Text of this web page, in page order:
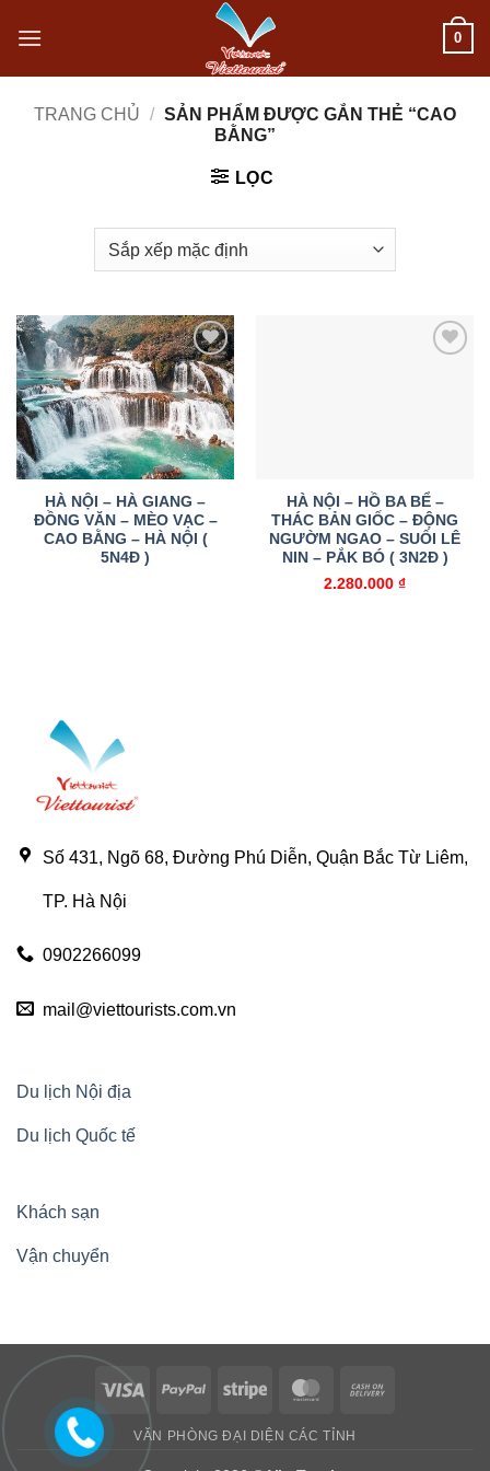
0
TRANG CHỦ / SẢN PHẨM ĐƯỢC GẮN THẺ “CAO
BẰNG”
LỌC
Add to
wishlist
HÀ NỘI – HÀ GIANG –
ĐỒNG VĂN – MÈO VẠC –
CAO BẰNG – HÀ NỘI (
5N4Đ )
HÀ NỘI – HỒ BA BỂ –
THÁC BẢN GIỐC – ĐỘNG
NGƯỜM NGAO – SUỐI LÊ
NIN – PẮK BÓ ( 3N2Đ )
2.280.000 ₫
Số 431, Ngõ 68, Đường Phú Diễn, Quận Bắc Từ Liêm,
TP. Hà Nội
0902266099
mail@viettourists.com.vn
Du lịch Nội địa
Du lịch Quốc tế
Khách sạn
Vận chuyển
Visa PayPal Stripe MasterCard
VĂN PHÒNG ĐẠI DIỆN CÁC TỈNH